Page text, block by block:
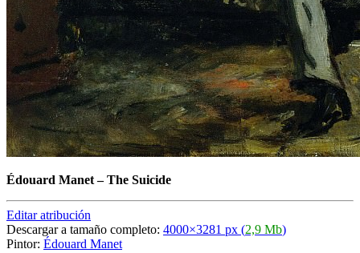
Édouard Manet–The Suicide
Editar atribución
Descargar a tamaño completo: 4000×3281 px (2,9 Mb)
Pintor: Édouard Manet